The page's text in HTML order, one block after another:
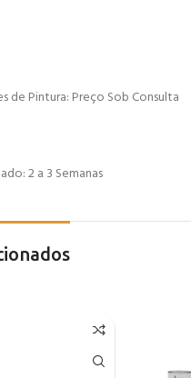
de Pintura: Preço Sob Consulta
2 a 3 Semanas